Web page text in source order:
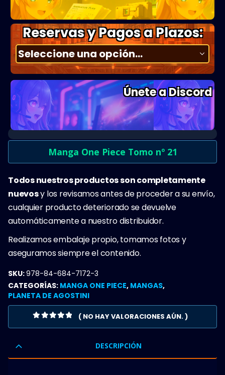
Reservas y Pagos a Plazos:
Únete a Discord
Manga One Piece Tomo nº 21
Todos nuestros productos son completamente
nuevosy los revisamos antes de proceder a su envío,
cualquier producto deteriorado se devuelve
automáticamente a nuestro distribuidor.
Realizamos embalaje propio, tomamos fotos y
aseguramos siempre el contenido.
SKU:978-84-684-7172-3
CATEGORÍAS: MANGA ONE PIECE, MANGAS,
PLANETA DE AGOSTINI
( NO HAY VALORACIONES AÚN. )
DESCRIPCIÓN